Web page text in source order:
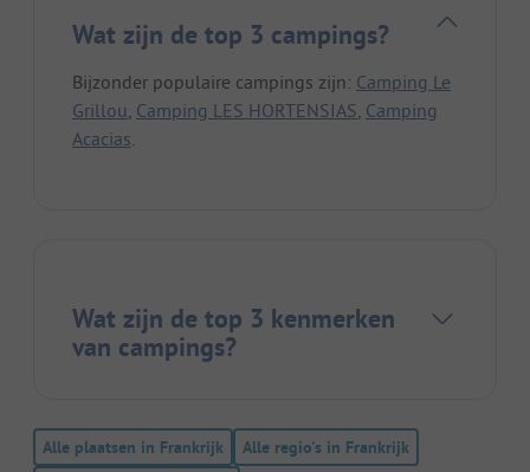
Wat zijn de top 3 campings?
Bijzonder populaire campings zijn: Camping Le
Grillou Camping LES HORTENSIAS Camping
Acacias
Wat zijn de top 3 kenmerken
van campings?
Alle plaatsen in Frankrijk
Alle regio's in Frankrijk